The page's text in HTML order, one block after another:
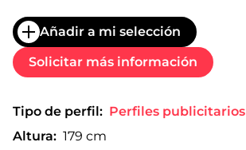
Añadir a mi selección
Solicitar más información
Tipo de perfil: Perfiles publicitarios
Altura: 179 cm